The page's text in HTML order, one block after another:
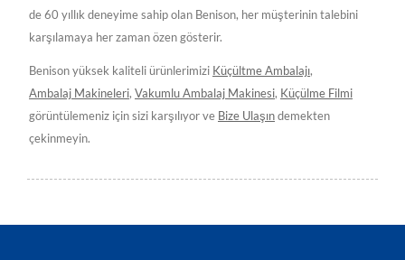
de 60 yıllık deneyime sahip olan Benison, her müşterinin talebini
karşılamaya her zaman özen gösterir.
Benison yüksek kaliteli ürünlerimizi Küçültme Ambalajı,
Ambalaj Makineleri, Vakumlu Ambalaj Makinesi, Küçülme Filmi
görüntülemeniz için sizi karşılıyor ve Bize Ulaşındemekten
çekinmeyin.